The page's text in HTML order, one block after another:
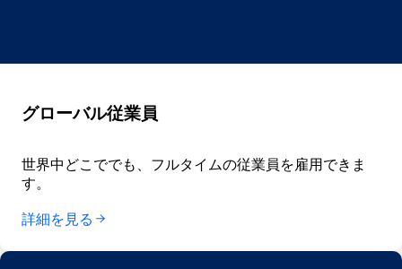
グローバル従業員
世界中どこででも、フルタイムの従業員を雇用できま
す。
詳細を見る